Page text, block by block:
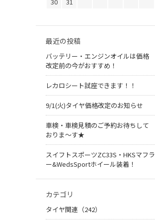
30
31
最近の投稿
バッテリー・エンジンオイルは価格
改定前の今がおすすめ！
レカロシート試座できます！！
9/1(火)タイヤ価格改定のお知らせ
車検・車検見積のご予約お待ちして
おりま～す★
スイフトスポーツZC33S・HKSマフラ
ー&WedsSportホイール装着！
カテゴリ
タイヤ関連（242）